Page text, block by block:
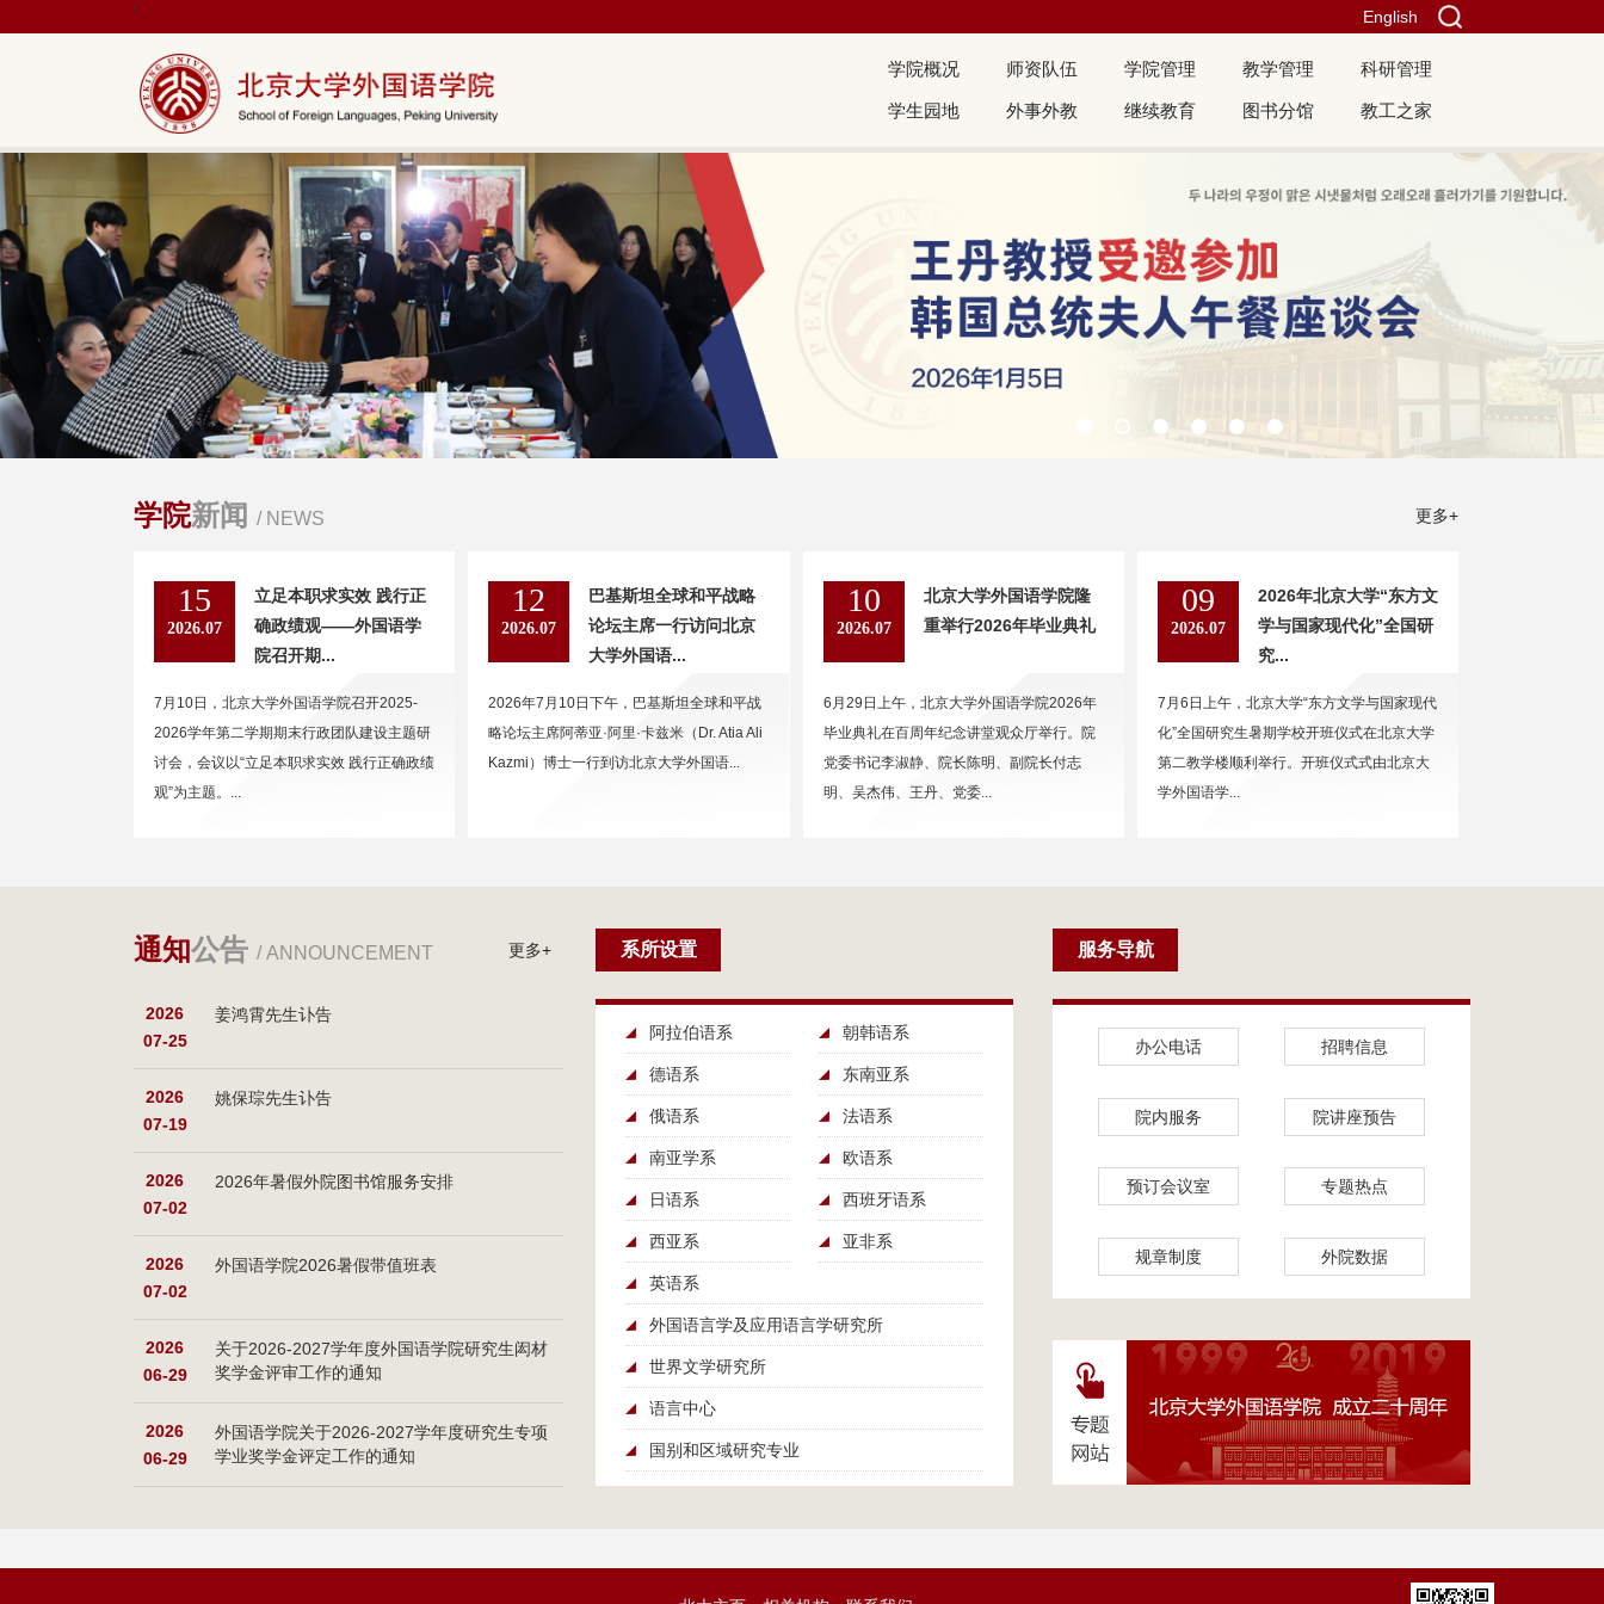
English
|
学院概况 师资队伍 学院管理 教学管理 科研管理
学生园地 外事外教 继续教育 图书分馆 教工之家
更多+
学院新闻 / NEWS
15
2026.07
立足本职求实效 践行正
确政绩观——外国语学
院召开期...
7月10日，北京大学外国语学院召开2025-
2026学年第二学期期末行政团队建设主题研
讨会，会议以“立足本职求实效 践行正确政绩
观”为主题。...
12
2026.07
巴基斯坦全球和平战略
论坛主席一行访问北京
大学外国语...
2026年7月10日下午，巴基斯坦全球和平战
略论坛主席阿蒂亚·阿里·卡兹米（Dr. Atia Ali
Kazmi）博士一行到访北京大学外国语...
10
2026.07
北京大学外国语学院隆
重举行2026年毕业典礼
6月29日上午，北京大学外国语学院2026年
毕业典礼在百周年纪念讲堂观众厅举行。院
党委书记李淑静、院长陈明、副院长付志
明、吴杰伟、王丹、党委...
09
2026.07
2026年北京大学“东方文
学与国家现代化”全国研
究...
7月6日上午，北京大学“东方文学与国家现代
化”全国研究生暑期学校开班仪式在北京大学
第二教学楼顺利举行。开班仪式式由北京大
学外国语学...
更多+
通知公告 / ANNOUNCEMENT
2026
07-25
姜鸿霄先生讣告
2026
07-19
姚保琮先生讣告
2026
07-02
2026年暑假外院图书馆服务安排
2026
07-02
外国语学院2026暑假带值班表
2026
06-29
关于2026-2027学年度外国语学院研究生闳材
奖学金评审工作的通知
2026
06-29
外国语学院关于2026-2027学年度研究生专项
学业奖学金评定工作的通知
系所设置
阿拉伯语系 朝韩语系
德语系 东南亚系
俄语系 法语系
南亚学系 欧语系
日语系 西班牙语系
西亚系 亚非系
英语系
外国语言学及应用语言学研究所
世界文学研究所
语言中心
国别和区域研究专业
服务导航
办公电话 招聘信息
院内服务 院讲座预告
预订会议室 专题热点
规章制度 外院数据